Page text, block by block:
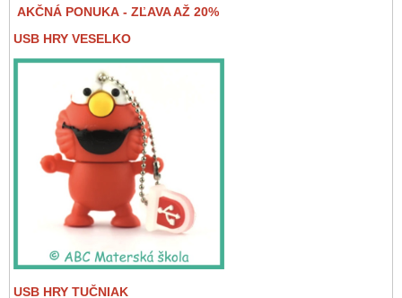
AKČNÁ PONUKA - ZĽAVA AŽ 20%
USB HRY VESELKO
USB HRY TUČNIAK